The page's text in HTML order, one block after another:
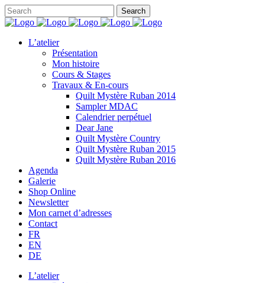
L’atelier
Présentation
Mon histoire
Cours & Stages
Travaux & En-cours
Quilt Mystère Ruban 2014
Sampler MDAC
Calendrier perpétuel
Dear Jane
Quilt Mystère Country
Quilt Mystère Ruban 2015
Quilt Mystère Ruban 2016
Agenda
Galerie
Shop Online
Newsletter
Mon carnet d’adresses
Contact
FR
EN
DE
L’atelier